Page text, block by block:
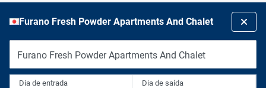
Furano Fresh Powder Apartments And Chalet
Furano Fresh Powder Apartments And Chalet
Dia de entrada Dia de saída